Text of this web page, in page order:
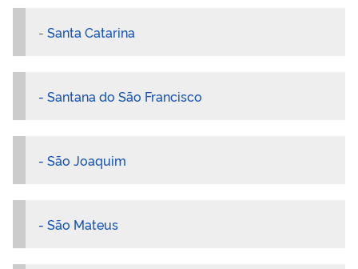
- Santa Catarina
- Santana do São Francisco
- São Joaquim
- São Mateus